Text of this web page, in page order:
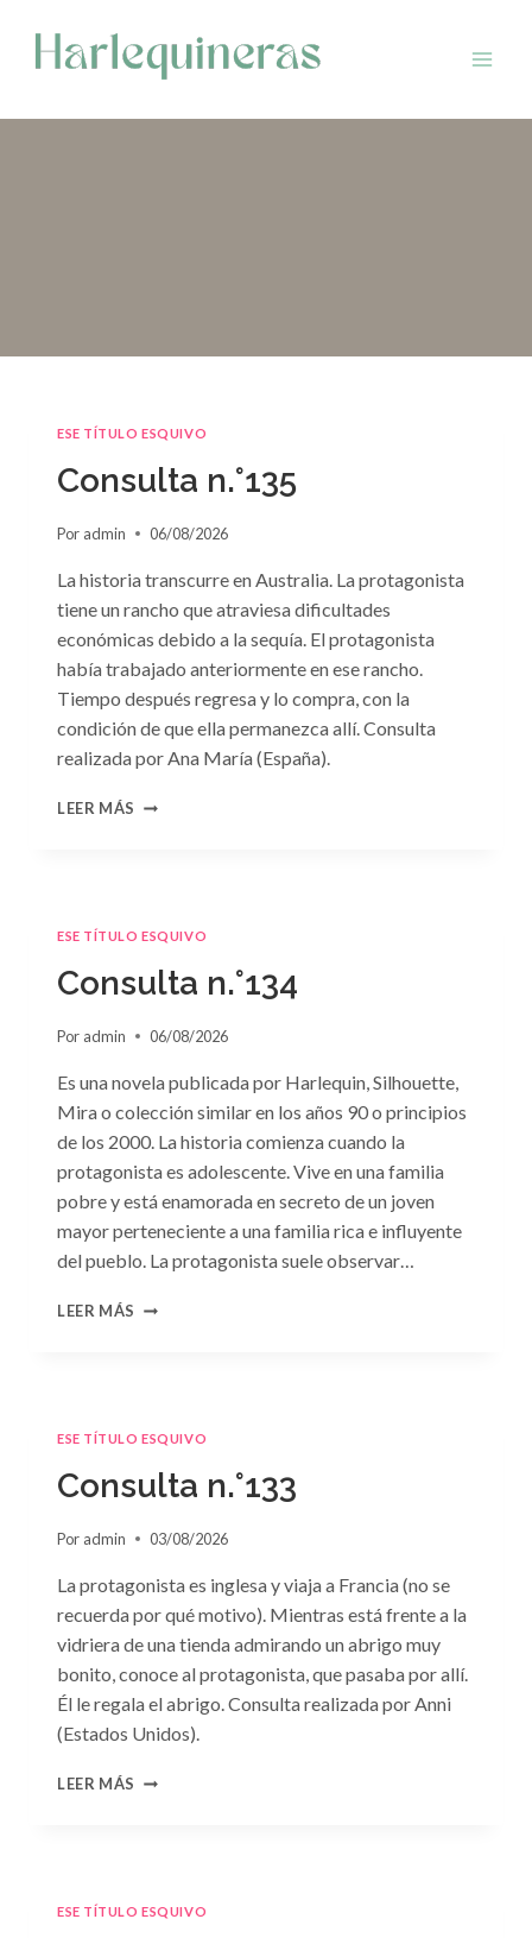
contenido
ESE TÍTULO ESQUIVO
Consulta n.°135
Por admin 06/08/2026
La historia transcurre en Australia. La protagonista
tiene un rancho que atraviesa dificultades
económicas debido a la sequía. El protagonista
había trabajado anteriormente en ese rancho.
Tiempo después regresa y lo compra, con la
condición de que ella permanezca allí. Consulta
realizada por Ana María (España).
LEER MÁS CONSULTA
ESE TÍTULO ESQUIVO
Consulta n.°134
Por admin 06/08/2026
Es una novela publicada por Harlequin, Silhouette,
Mira o colección similar en los años 90 o principios
de los 2000. La historia comienza cuando la
protagonista es adolescente. Vive en una familia
pobre y está enamorada en secreto de un joven
mayor perteneciente a una familia rica e influyente
del pueblo. La protagonista suele observar…
LEER MÁS CONSULTA
ESE TÍTULO ESQUIVO
Consulta n.°133
Por admin 03/08/2026
La protagonista es inglesa y viaja a Francia (no se
recuerda por qué motivo). Mientras está frente a la
vidriera de una tienda admirando un abrigo muy
bonito, conoce al protagonista, que pasaba por allí.
Él le regala el abrigo. Consulta realizada por Anni
(Estados Unidos).
LEER MÁS CONSULTA
ESE TÍTULO ESQUIVO